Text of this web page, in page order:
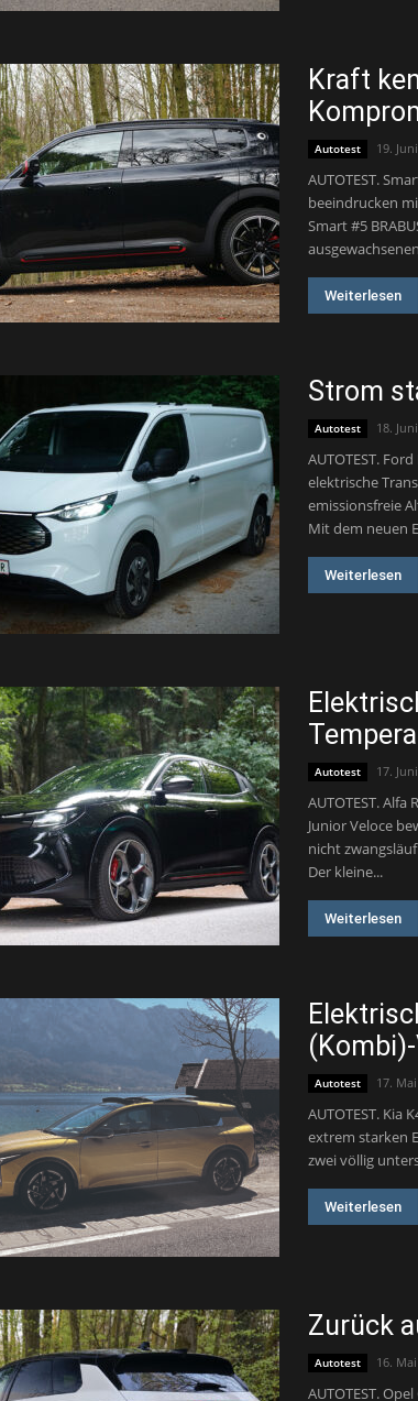
Kraft
Autotest 19.
AUTOTEST.
beeindrucken
Smart #5
Weiterlesen
Strom
Autotest 18.
AUTOTEST.
elektrische
emissionsfreie
Mit dem neuen
Weiterlesen
Autotest 17.
AUTOTEST.
Junior Veloce
nicht
Der kleine...
Weiterlesen
Autotest 17.
AUTOTEST. Kia
extrem starken
zwei völlig
Weiterlesen
Zurück
Autotest 16.
AUTOTEST.